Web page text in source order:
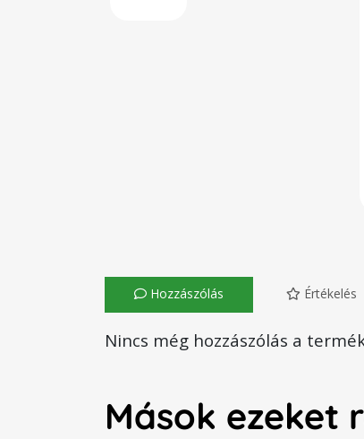
Hozzászólás Értékelés
Nincs még hozzászólás a
Mások ezeket